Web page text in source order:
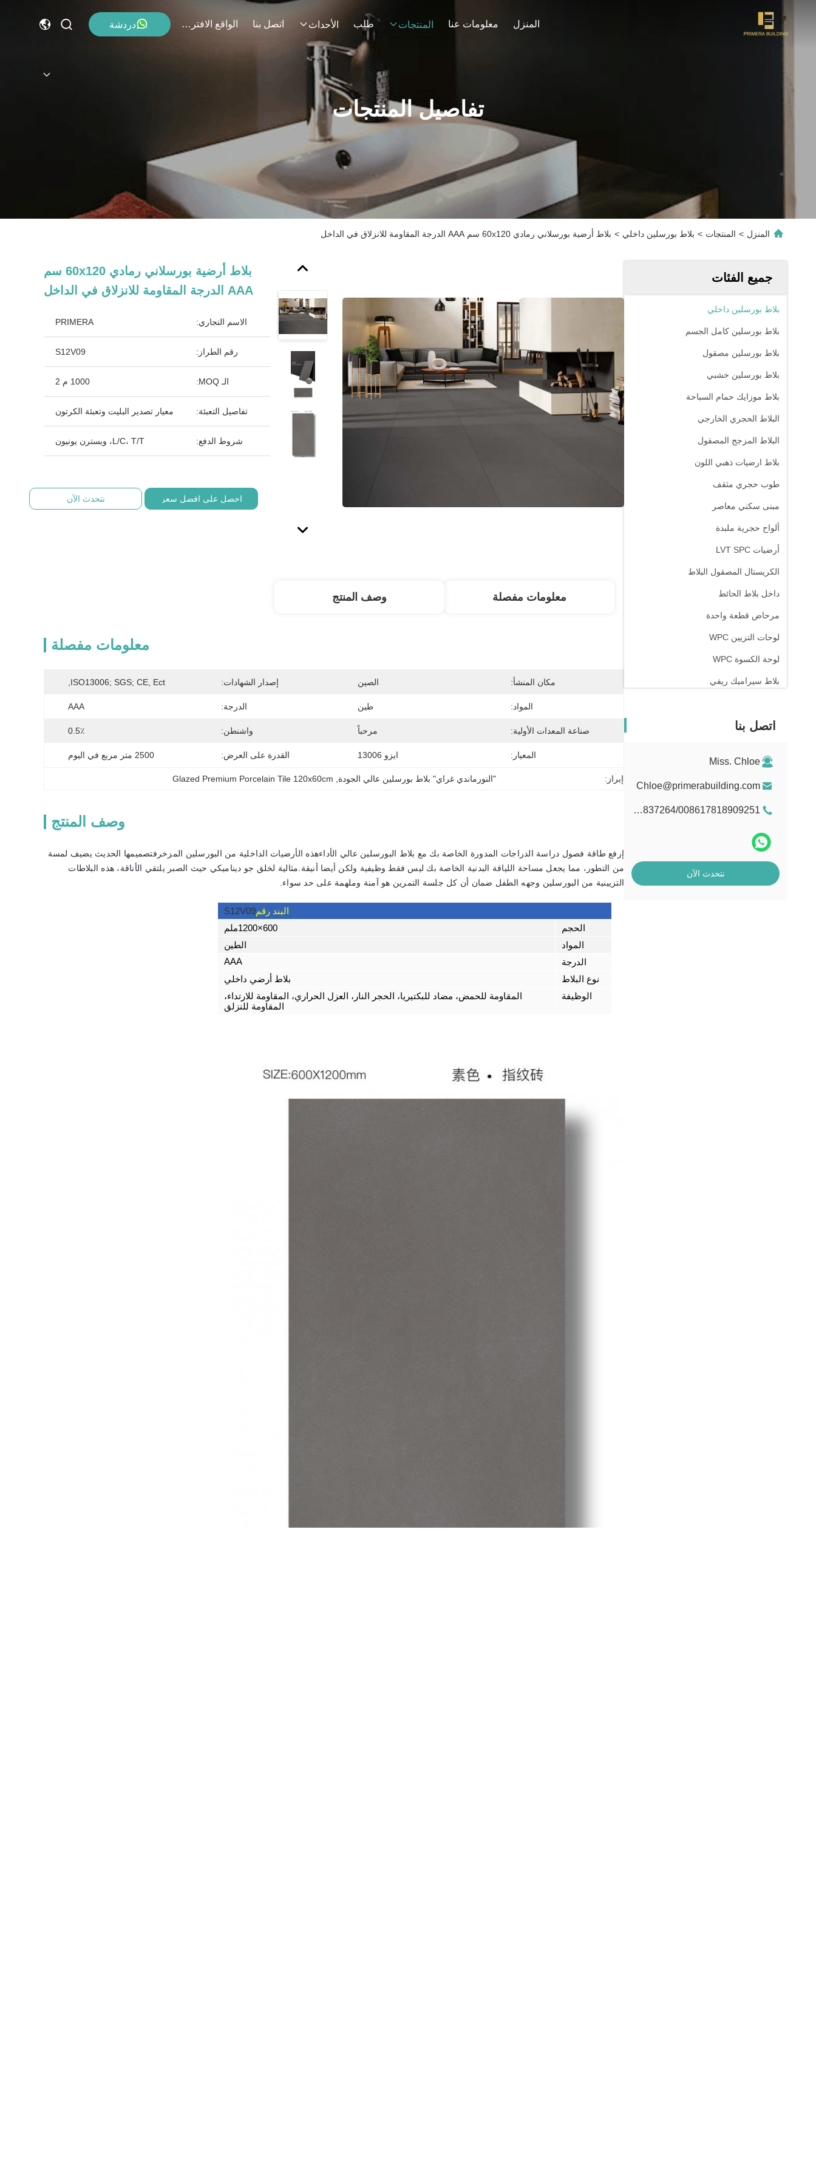
المنزل معلومات عنا المنتجات طلب الأحداث اتصل بنا الواقع الافتراضي دردشة
تفاصيل المنتجات
المنزل > المنتجات > بلاط بورسلين داخلي > بلاط أرضية بورسلاني رمادي 60x120 سم AAA الدرجة المقاومة للانزلاق في الداخل
جميع الفئات
بلاط بورسلين داخلي
بلاط بورسلين كامل الجسم
بلاط بورسلين مصقول
بلاط بورسلين خشبي
بلاط موزايك حمام السباحة
البلاط الحجري الخارجي
البلاط المزجج المصقول
بلاط ارضيات ذهبي اللون
طوب حجري مثقف
مبنى سكني معاصر
ألواح حجرية ملبدة
أرضيات LVT SPC
الكريستال المصقول البلاط
داخل بلاط الحائط
مرحاض قطعة واحدة
لوحات التزيين WPC
لوحة الكسوة WPC
بلاط سيراميك ريفي
اتصل بنا
Miss. Chloe
Chloe@primerabuilding.com
008615103837264/008617818909251
نتحدث الآن
بلاط أرضية بورسلاني رمادي 60x120 سم
AAA الدرجة المقاومة للانزلاق في الداخل
الاسم التجاري: PRIMERA
رقم الطراز: S12V09
الـ MOQ: 1000 م 2
تفاصيل التعبئة: معيار تصدير البليت وتعبئة الكرتون
شروط الدفع: L/C، T/T، ويسترن يونيون
احصل على افضل سعر نتحدث الآن
معلومات مفصلة وصف المنتج
معلومات مفصلة
مكان المنشأ: الصين إصدار الشهادات: ISO13006; SGS; CE, Ect,
المواد: طين الدرجة: AAA
صناعة المعدات الأولية: مرحباً واشنطن: 0.5٪
المعيار: ايزو 13006 القدرة على العرض: 2500 متر مربع في اليوم
إبراز: "النورماندي غراي" بلاط بورسلين عالي الجودة Glazed Premium Porcelain Tile 120x60cm
وصف المنتج
إرفع طاقة فصول دراسة الدراجات المدورة الخاصة بك مع بلاط البورسلين عالي الأداءهذه الأرضيات الداخلية من البورسلين المزخرفتصميمها الحديث يضيف لمسة
من التطور، مما يجعل مساحة اللياقة البدنية الخاصة بك ليس فقط وظيفية ولكن أيضا أنيقة.مثالية لخلق جو ديناميكي حيث الصبر يلتقي الأناقة، هذه البلاطات
التزيينية من البورسلين وجهه الطفل ضمان أن كل جلسة التمرين هو آمنة وملهمة على حد سواء.
البند رقمS12V09
الحجم
600×1200ملم
المواد
الطين
الدرجة
AAA
نوع البلاط
بلاط أرضي داخلي
الوظيفة
المقاومة للحمض، مضاد للبكتيريا، الحجر النار، العزل الحراري، المقاومة للارتداء،
المقاومة للنزلق